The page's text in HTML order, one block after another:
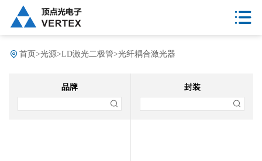
首页 >光源>LD激光二极管>光纤耦合激光器
品牌 封装